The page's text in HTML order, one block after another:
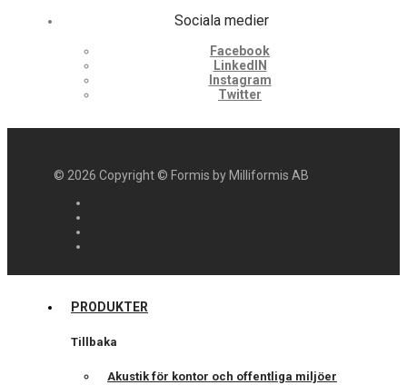
Sociala medier
Facebook
LinkedIN
Instagram
Twitter
© 2026 Copyright © Formis by Milliformis AB
PRODUKTER
Tillbaka
Akustik för kontor och offentliga miljöer